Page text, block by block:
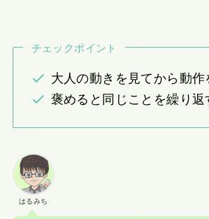
チェックポイント
大人の動きを見てから動作
褒めると同じことを繰り返
はるみち